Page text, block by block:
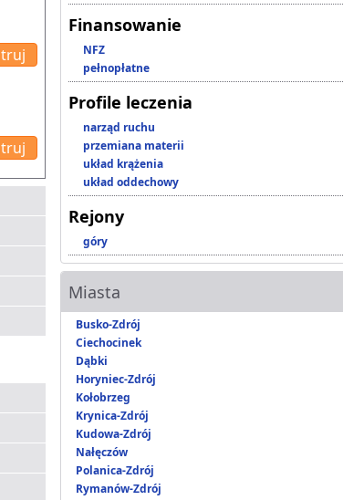
Finansowanie
NFZ
pełnopłatne
Profile leczenia
narząd ruchu
przemiana materii
układ krążenia
układ oddechowy
Rejony
góry
Miasta
Busko-Zdrój
Ciechocinek
Dąbki
Horyniec-Zdrój
Kołobrzeg
Krynica-Zdrój
Kudowa-Zdrój
Nałęczów
Polanica-Zdrój
Rymanów-Zdrój